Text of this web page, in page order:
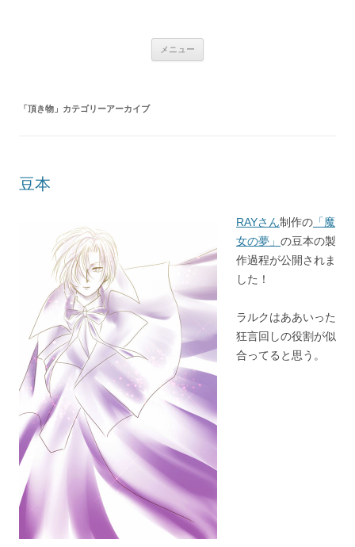
メニュー
「頂き物 」カテゴリーアーカイブ
豆本
RAYさん制作の 「魔
女の夢」 の豆本の製
作過程が公開されま
した！
ラルクはああいった
狂言回しの役割が似
合ってると思う。